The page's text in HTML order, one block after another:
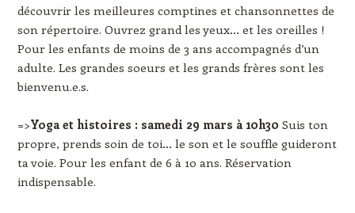
découvrir les meilleures comptines et chansonnettes de
son répertoire. Ouvrez grand les yeux… et les oreilles !
Pour les enfants de moins de 3 ans accompagnés d’un
adulte. Les grandes soeurs et les grands frères sont les
bienvenu.e.s.
=>Yoga et histoires : samedi 29 mars à 10h30 Suis ton
propre, prends soin de toi… le son et le souffle guideront
ta voie. Pour les enfant de 6 à 10 ans. Réservation
indispensable.